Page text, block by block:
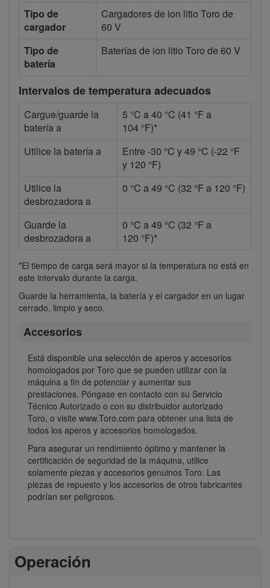
Tipo de
cargador
Cargadores de ion litio Toro de
60 V
Tipo de
batería
Baterías de ion litio Toro de 60 V
Intervalos de temperatura adecuados
Cargue/guarde la
batería a
5 °C a 40 °C (41 °F a
104 °F)*
Utilice la batería a
Entre -30 °C y 49 °C (-22 °F
y 120 °F)
Utilice la
desbrozadora a
0 °C a 49 °C (32 °F a 120 °F)
Guarde la
desbrozadora a
0 °C a 49 °C (32 °F a
120 °F)*
*El tiempo de carga será mayor si la temperatura no está en
este intervalo durante la carga.
Guarde la herramienta, la batería y el cargador en un lugar
cerrado, limpio y seco.
Accesorios
Está disponible una selección de aperos y accesorios
homologados por Toro que se pueden utilizar con la
máquina a fin de potenciar y aumentar sus
prestaciones. Póngase en contacto con su Servicio
Técnico Autorizado o con su distribuidor autorizado
Toro, o visite www.Toro.com para obtener una lista de
todos los aperos y accesorios homologados.
Para asegurar un rendimiento óptimo y mantener la
certificación de seguridad de la máquina, utilice
solamente piezas y accesorios genuinos Toro. Las
piezas de repuesto y los accesorios de otros fabricantes
podrían ser peligrosos.
Operación